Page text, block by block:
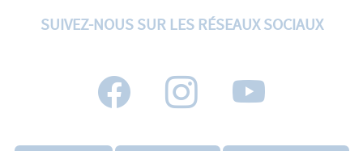
SUIVEZ-NOUS SUR LES RÉSEAUX SOCIAUX